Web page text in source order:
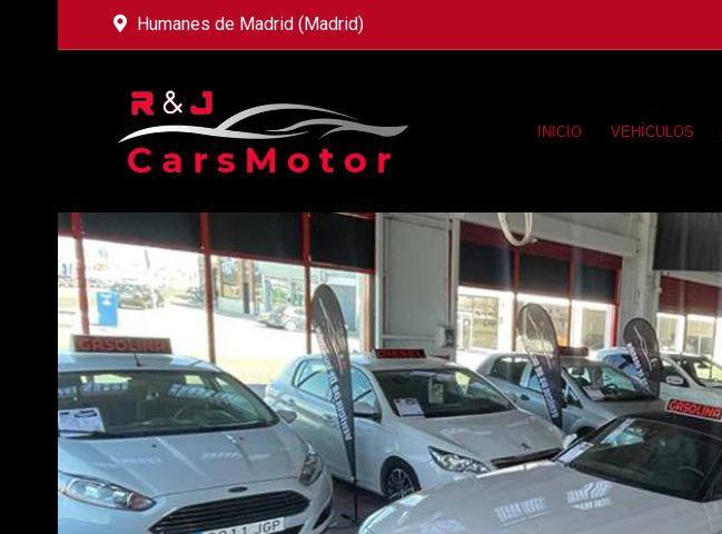
Humanes de Madrid (Madrid)
INICIO VEHÍCULOS